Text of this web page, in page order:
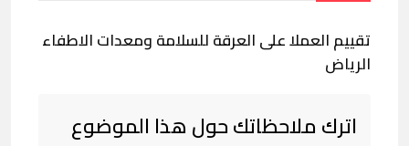
تقييم العملا على العرقة للسلامة ومعدات الاطفاء
الرياض
اترك ملاحظاتك حول هذا الموضوع